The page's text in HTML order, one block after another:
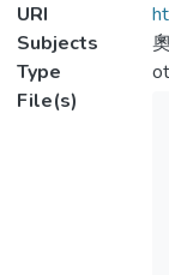
URI
Subjects
Type
File(s)